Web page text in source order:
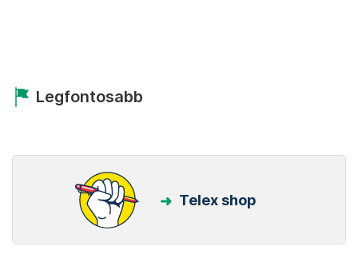
Legfontosabb
Telex shop